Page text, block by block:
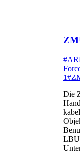
1
Die